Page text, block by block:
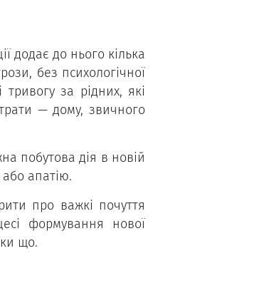
додає до нього кілька
без психологічної
за рідних, які
— дому, звичного
побутова дія в новій
апатію.
про важкі почуття
формування нової
що.